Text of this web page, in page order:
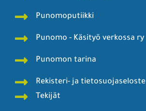
Punomoputiikki
Punomo - Käsityö verkossa ry
Punomon tarina
Rekisteri- ja tietosuojaseloste
Tekijät